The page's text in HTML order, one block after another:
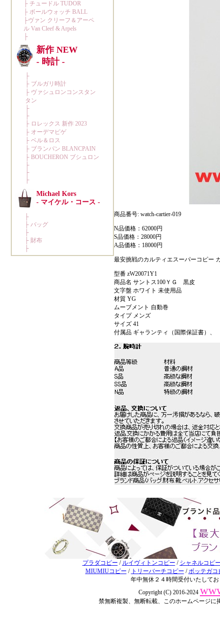
商品番号: watch-cartier-019
N品価格：62000円
S品価格：28000円
A品価格：18000円
最安挑戦のカルティエスーパーコピー
型番 zW20071Y1
商品名 サントス100ＹＧ 黒皮
文字盤 ホワイト 未使用品
材質 YG
ムーブメント 自動巻
タイプ メンズ
サイズ 41
付属品 ギャランティ（国際保証書）
プラダコピー / ルイヴィトンコピー / シャネルコピ
MIUMIUコピー / トリーバーチコピー /ボッテガコ
年中無休２４時間受付いたして
Copyright (C) 2016-2024
禁無断複製、無断転載、このホームページ